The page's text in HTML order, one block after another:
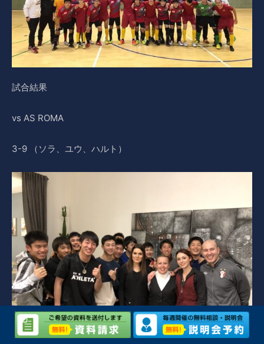
試合結果
vs AS ROMA
3-9 （ソラ、ユウ、ハルト）